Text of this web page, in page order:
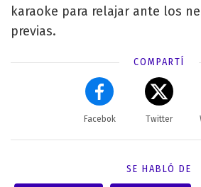
karaoke para relajar ante los
previas.
COMPARTÍ
Facebok Twitter
SE HABLÓ DE